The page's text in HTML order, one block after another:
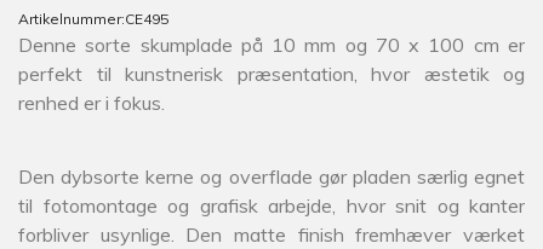
Artikelnummer:CE495
Denne sorte skumplade på 10 mm og 70 x 100 cm er
perfekt til kunstnerisk præsentation, hvor æstetik og
renhed er i fokus.
Den dybsorte kerne og overflade gør pladen særlig egnet
til fotomontage og grafisk arbejde, hvor snit og kanter
forbliver usynlige. Den matte finish fremhæver værket